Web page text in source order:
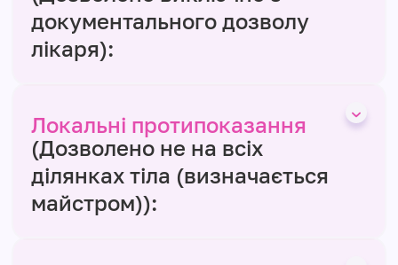
документального дозволу
лікаря):
Локальні протипоказання
(Дозволено не на всіх
ділянках тіла (визначається
майстром)):